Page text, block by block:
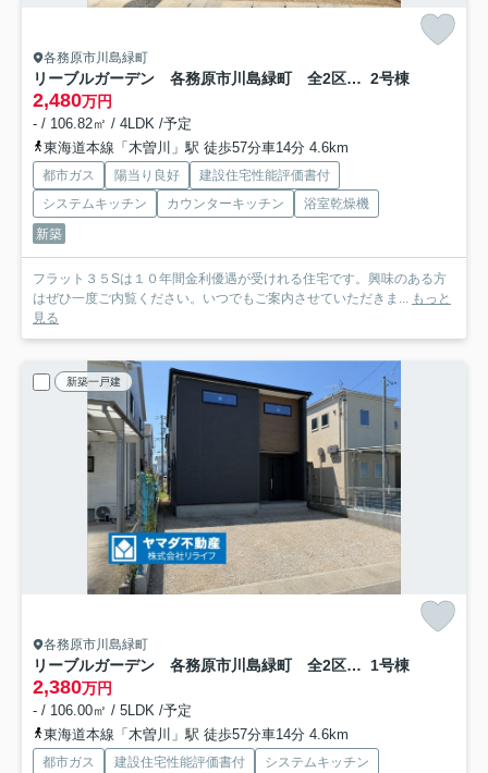
各務原市川島緑町
リーブルガーデン 各務原市川島緑町 全2区画分譲 2号棟
2,480万円
- / 106.82㎡ / 4LDK /予定
東海道本線「木曽川」駅 徒歩57分車14分 4.6km
都市ガス 陽当り良好
建設住宅性能評価書付
システムキッチン
カウンターキッチン
浴室乾燥機
新築
フラット３５Sは１０年間金利優遇が受けれる住宅です。興味のある方
はぜひ一度ご内覧ください。いつでもご案内させていただきま...
もっと
見る
新築一戸建
各務原市川島緑町
リーブルガーデン 各務原市川島緑町 全2区画分譲 1号棟
2,380万円
- / 106.00㎡ / 5LDK /予定
東海道本線「木曽川」駅 徒歩57分車14分 4.6km
都市ガス 建設住宅性能評価書付 システムキッチン